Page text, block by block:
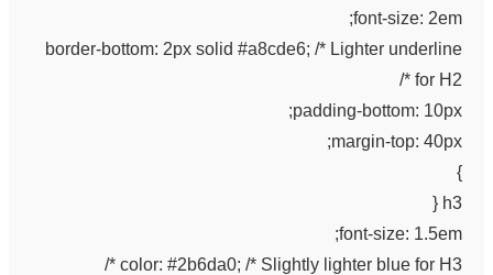
font-size: 2em;
border-bottom: 2px solid #a8cde6; /* Lighter underline
for H2 */
padding-bottom: 10px;
margin-top: 40px;
}
h3 {
font-size: 1.5em;
color: #2b6da0; /* Slightly lighter blue for H3 */